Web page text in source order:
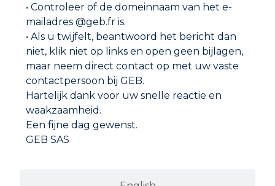
• Controleer of de domeinnaam van het e-
mailadres @geb.fr is.
• Als u twijfelt, beantwoord het bericht dan
niet, klik niet op links en open geen bijlagen,
maar neem direct contact op met uw vaste
contactpersoon bij GEB.
Hartelijk dank voor uw snelle reactie en
waakzaamheid.
Een fijne dag gewenst.
GEB SAS